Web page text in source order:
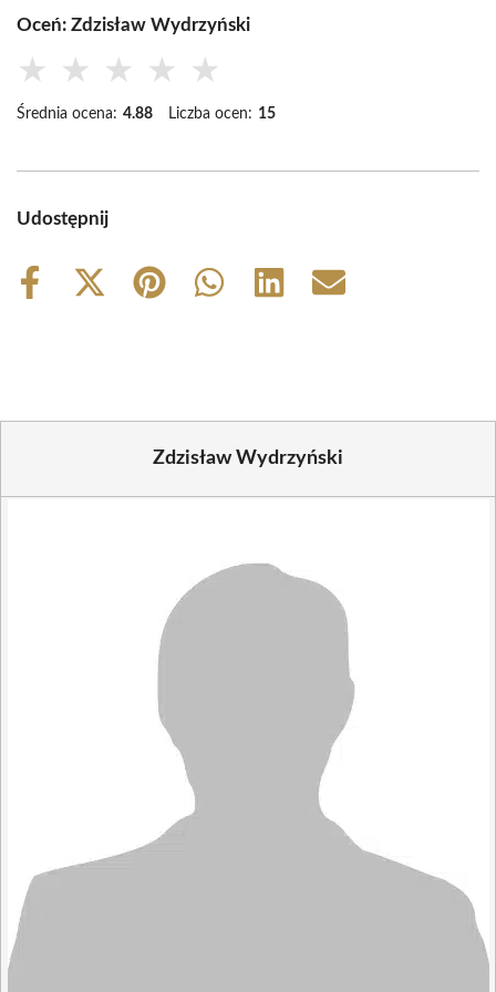
Oceń: Zdzisław Wydrzyński
★ ★ ★ ★ ★
Średnia ocena: 4.88 Liczba ocen: 15
Udostępnij
Share
Share
Share
Share
Share
Share
Zdzisław Wydrzyński